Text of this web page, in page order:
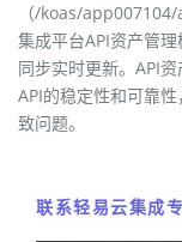
（/koas/
集成平台API资产管
同步实时更新。API
API的稳定性和可靠
致问题。
联系轻易云集成